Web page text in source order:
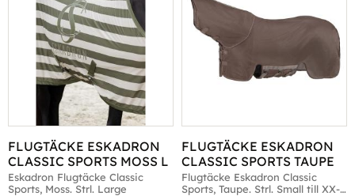
FLUGTÄCKE ESKADRON
CLASSIC SPORTS MOSS L
Eskadron Flugtäcke Classic
Sports, Moss. Strl. Large
FLUGTÄCKE ESKADRON
CLASSIC SPORTS TAUPE
Flugtäcke Eskadron Classic
Sports, Taupe. Strl. Small till XX-